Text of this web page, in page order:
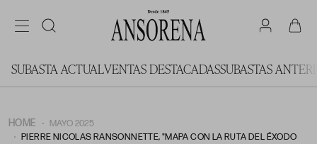
SUBASTA ACTUALVENTAS DESTACADASSUBASTAS
HOME
MAYO 2025
PIERRE NICOLAS RANSONNETTE, "MAPA CON LA RUTA DEL ÉXODO